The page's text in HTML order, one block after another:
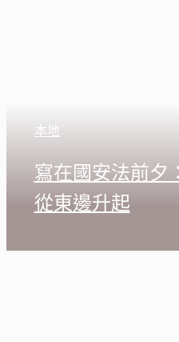
寫在國安法前夕
從東邊升起
本地